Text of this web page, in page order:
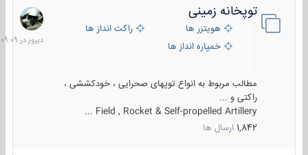
توپخانه زمینی
هویتزر ها
راکت انداز ها
خمپاره انداز ها
مطالب مربوط به انواع توپهای صحرایی ، خودکششی ،
راکتی و ...
Field , Rocket & Self-propelled Artillery ...
1,842 ارسال ها
دیروز
در
09:09